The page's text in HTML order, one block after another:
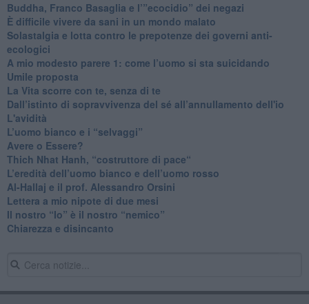
​Buddha, Franco Basaglia e l’”ecocidio” dei negazi
​È difficile vivere da sani in un mondo malato
Solastalgia e lotta contro le prepotenze dei governi anti-
ecologici
​A mio modesto parere 1: come l’uomo si sta suicidando
​Umile proposta
​La Vita scorre con te, senza di te
​Dall’istinto di sopravvivenza del sé all’annullamento dell'io
L'avidità
​L’uomo bianco e i “selvaggi”
​Avere o Essere?
​Thich Nhat Hanh, “costruttore di pace“
​L’eredità dell’uomo bianco e dell’uomo rosso
Al-Hallaj e il prof. Alessandro Orsini
​Lettera a mio nipote di due mesi
​Il nostro “Io” è il nostro “nemico”
​Chiarezza e disincanto